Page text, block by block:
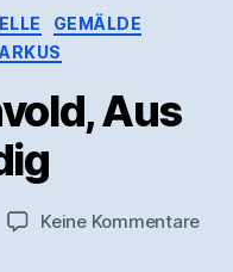
GEMÄLDE
Aus
Keine Kommentarezu